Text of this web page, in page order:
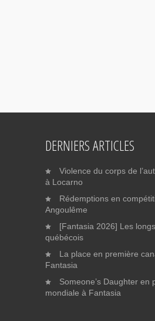
DERNIERS ARTICLES
Violence du corps de
à Locarno
Rédemptions en
Angoulême
[Fantasia 2026] Les
québécois
La place en première
Fantasia
Someone’s Daughter en
mondiale à Fantasia